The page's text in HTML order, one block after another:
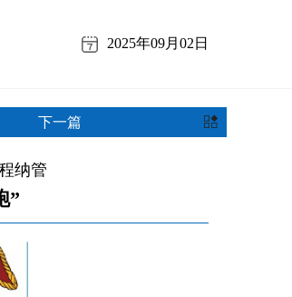
2025年09月02日
下一篇
纳管
”